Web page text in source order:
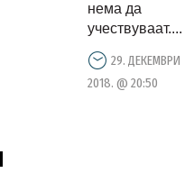
нема да
учествуваат....
29. ДЕКЕМВРИ
2018. @ 20:50